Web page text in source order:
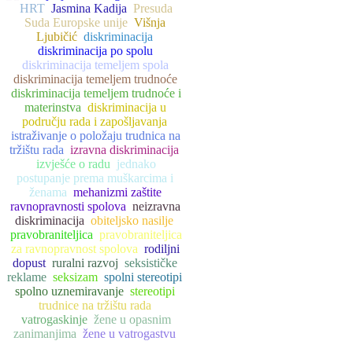
HRT Jasmina Kadija Presuda
Suda Europske unije Višnja
Ljubičić diskriminacija
diskriminacija po spolu
diskriminacija temeljem spola
diskriminacija temeljem trudnoće
diskriminacija temeljem trudnoće i
materinstva diskriminacija u
području rada i zapošljavanja
istraživanje o položaju trudnica na
tržištu rada izravna diskriminacija
izvješće o radu jednako
postupanje prema muškarcima i
ženama mehanizmi zaštite
ravnopravnosti spolova neizravna
diskriminacija obiteljsko nasilje
pravobraniteljica pravobraniteljica
za ravnopravnost spolova rodiljni
dopust ruralni razvoj seksističke
reklame seksizam spolni stereotipi
spolno uznemiravanje stereotipi
trudnice na tržištu rada
vatrogaskinje žene u opasnim
zanimanjima žene u vatrogastvu